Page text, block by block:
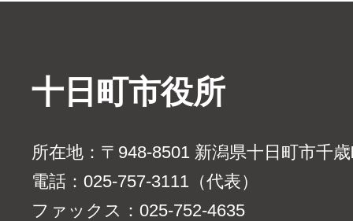
十日町市役所
所在地：〒948-8501 新潟県十日町市千
電話：025-757-3111（代表）
ファックス：025-752-4635